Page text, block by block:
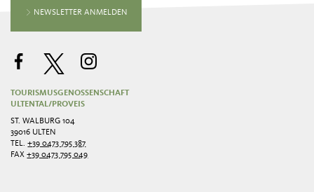
NEWSLETTER ANMELDEN
TOURISMUSGENOSSENSCHAFT
ULTENTAL/PROVEIS
ST. WALBURG 104
39016 ULTEN
TEL.+39 0473 795 387
FAX+39 0473 795 049